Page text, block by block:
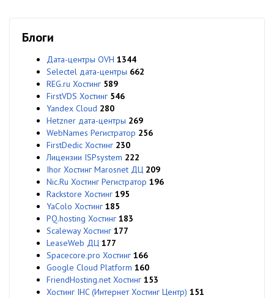
Блоги
Дата-центры OVH 1344
Selectel дата-центры 662
REG.ru Хостинг 589
FirstVDS Хостинг 546
Yandex Cloud 280
Hetzner дата-центры 269
WebNames Регистратор 256
FirstDedic Хостинг 230
Лицензии ISPsystem 222
Ihor Хостинг Marosnet ДЦ 209
Nic.Ru Хостинг Регистратор 196
Rackstore Хостинг 195
YaColo Хостинг 185
PQ.hosting Хостинг 183
Scaleway Хостинг 177
LeaseWeb ДЦ 177
Spacecore.pro Хостинг 166
Google Cloud Platform 160
FriendHosting.net Хостинг 153
Хостинг IHC (Интернет Хостинг Центр) 151